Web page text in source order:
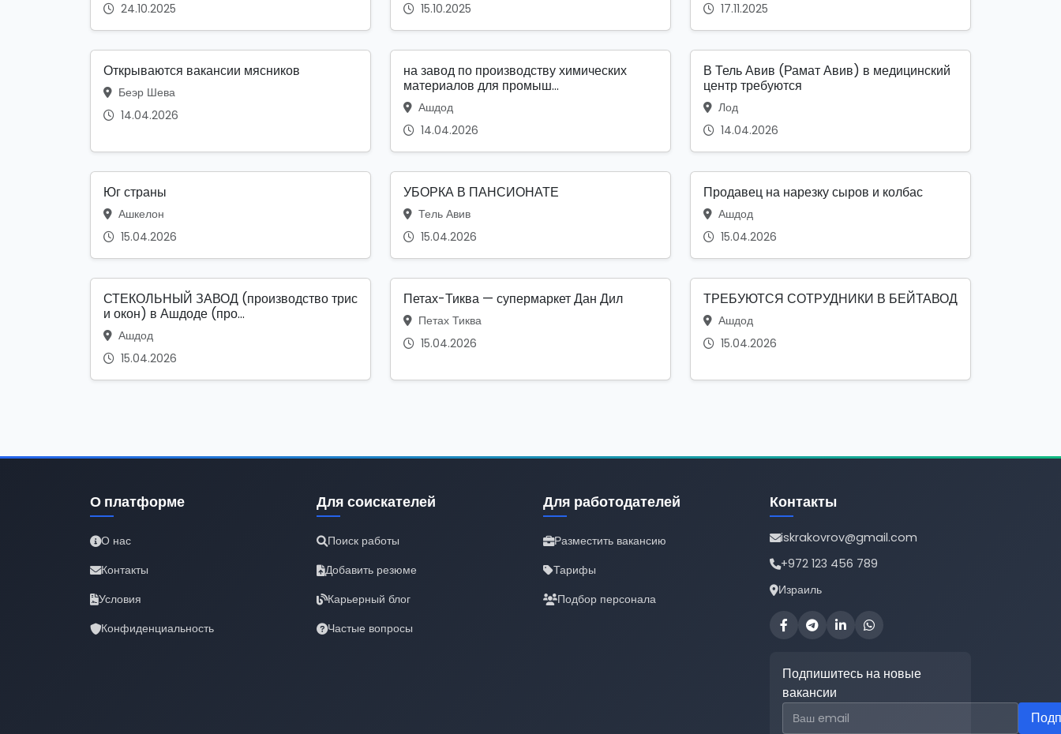
24.10.2025
15.10.2025
17.11.2025
Открываются вакансии мясников
Беэр Шева
14.04.2026
на завод по производству химических
материалов для промыш...
Ашдод
14.04.2026
В Тель Авив (Рамат Авив) в медицинский
центр требуются
Лод
14.04.2026
Юг страны
Ашкелон
15.04.2026
УБОРКА В ПАНСИОНАТЕ
Тель Авив
15.04.2026
Продавец на нарезку сыров и колбас
Ашдод
15.04.2026
СТЕКОЛЬНЫЙ ЗАВОД (производство трис
и окон) в Ашдоде (про...
Ашдод
15.04.2026
Петах-Тиква — супермаркет Дан Дил
Петах Тиква
15.04.2026
ТРЕБУЮТСЯ СОТРУДНИКИ В БЕЙТАВОД
Ашдод
15.04.2026
О платформе
О нас
Контакты
Условия
Конфиденциальность
Для соискателей
Поиск работы
Добавить резюме
Карьерный блог
Частые вопросы
Для работодателей
Разместить вакансию
Тарифы
Подбор персонала
Контакты
iskrakovrov@gmail.com
+972 123 456 789
Израиль
Подпишитесь на новые
вакансии
Email для подписки